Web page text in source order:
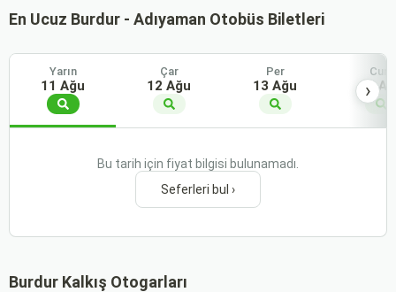
En Ucuz Burdur - Adıyaman Otobüs Biletleri
Yarın
11 Ağu
Çar
12 Ağu
Per
13 Ağu
Cum
14
›
Bu tarih için fiyat bilgisi bulunamadı.
Seferleri bul ›
Burdur Kalkış Otogarları